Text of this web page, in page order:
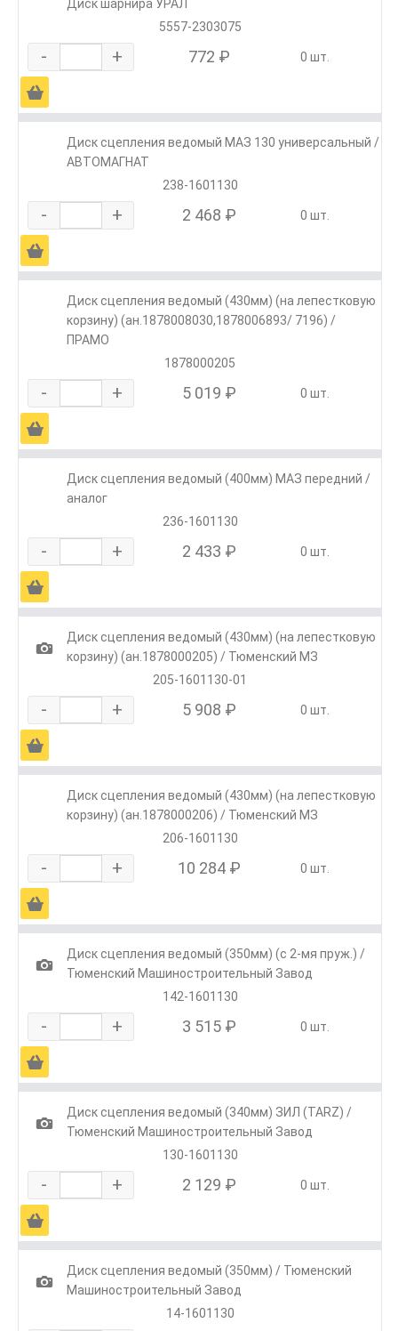
Диск шарнира УРАЛ
5557-2303075
- + 772 ₽ 0 шт.
Ä
Диск сцепления ведомый МАЗ 130 универсальный /
АВТОМАГНАТ
238-1601130
- + 2 468 ₽ 0 шт.
Ä
Диск сцепления ведомый (430мм) (на лепестковую
корзину) (ан.1878008030,1878006893/ 7196) /
ПРАМО
1878000205
- + 5 019 ₽ 0 шт.
Ä
Диск сцепления ведомый (400мм) МАЗ передний /
аналог
236-1601130
- + 2 433 ₽ 0 шт.
Ä
1
Диск сцепления ведомый (430мм) (на лепестковую
корзину) (ан.1878000205) / Тюменский МЗ
205-1601130-01
- + 5 908 ₽ 0 шт.
Ä
Диск сцепления ведомый (430мм) (на лепестковую
корзину) (ан.1878000206) / Тюменский МЗ
206-1601130
- + 10 284 ₽ 0 шт.
Ä
1
Диск сцепления ведомый (350мм) (с 2-мя пруж.) /
Тюменский Машиностроительный Завод
142-1601130
- + 3 515 ₽ 0 шт.
Ä
1
Диск сцепления ведомый (340мм) ЗИЛ (TARZ) /
Тюменский Машиностроительный Завод
130-1601130
- + 2 129 ₽ 0 шт.
Ä
1
Диск сцепления ведомый (350мм) / Тюменский
Машиностроительный Завод
14-1601130